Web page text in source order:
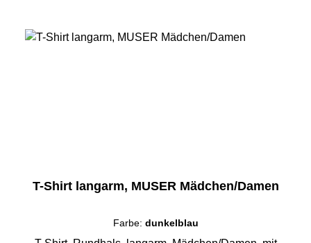
T-Shirt langarm, MUSER Mädchen/Damen
Farbe: dunkelblau